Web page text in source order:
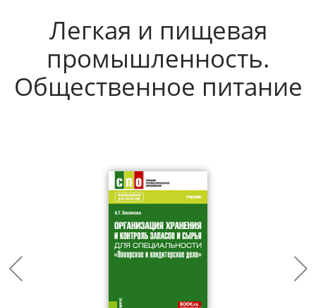
Легкая и пищевая
промышленность.
Общественное питание